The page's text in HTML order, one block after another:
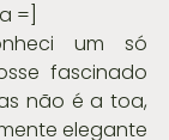
=]
um só
fascinado
não é a toa,
elegante